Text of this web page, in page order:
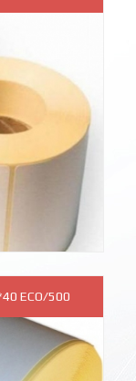
ECO/500